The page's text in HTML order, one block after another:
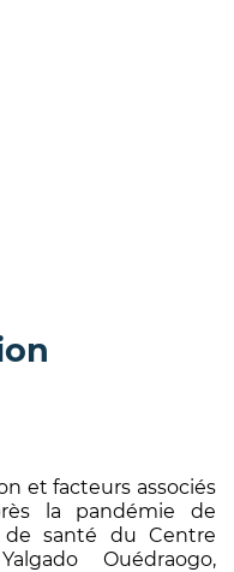
et facteurs associés
la pandémie de
de santé du Centre
Ouédraogo,